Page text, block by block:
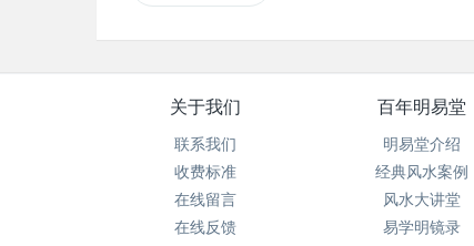
关于我们
联系我们
收费标准
在线留言
在线反馈
百年明易堂
明易堂介绍
经典风水案例
风水大讲堂
易学明镜录